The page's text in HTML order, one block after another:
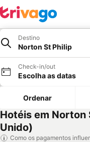
Destino
Norton St Philip
Check-in/out
Escolha as datas
Ordenar
Hotéis em Norton
Unido)
Como os pagamentos